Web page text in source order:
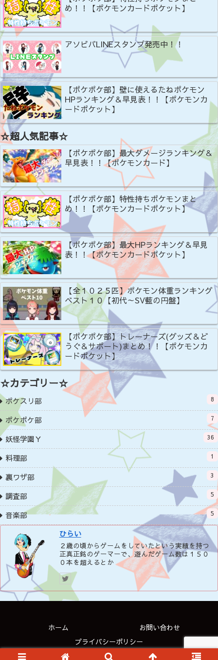
め！！【ポケモンカードポケット】
アソビバLINEスタンプ発売中！！
【ポケポケ部】壁に使えるたねポケモン
HPランキング＆早見表！！【ポケモンカ
ードポケット】
☆超人気記事☆
【ポケポケ部】最大ダメージランキング＆
早見表！！【ポケモンカード】
【ポケポケ部】特性持ちポケモンまと
め！！【ポケモンカードポケット】
【ポケポケ部】最大HPランキング＆早見
表！！【ポケモンカードポケット】
【全１０２５匹】ポケモン体重ランキング
ベスト１０【初代～SV藍の円盤】
【ポケポケ部】トレーナーズ(グッズ＆ど
うぐ＆サポート)まとめ！！【ポケモンカ
ードポケット】
☆カテゴリー☆
ポケスリ部 8
ポケポケ部 7
妖怪学園Ｙ 36
料理部 1
裏ワザ部 3
調査部 5
音楽部 5
ひらい
２歳の頃からゲームをしていたという実績を持つ
正真正銘のゲーマーで、遊んだゲーム数は１５０
０本を超えるとか
ホーム
お問い合わせ
プライバシーポリシー